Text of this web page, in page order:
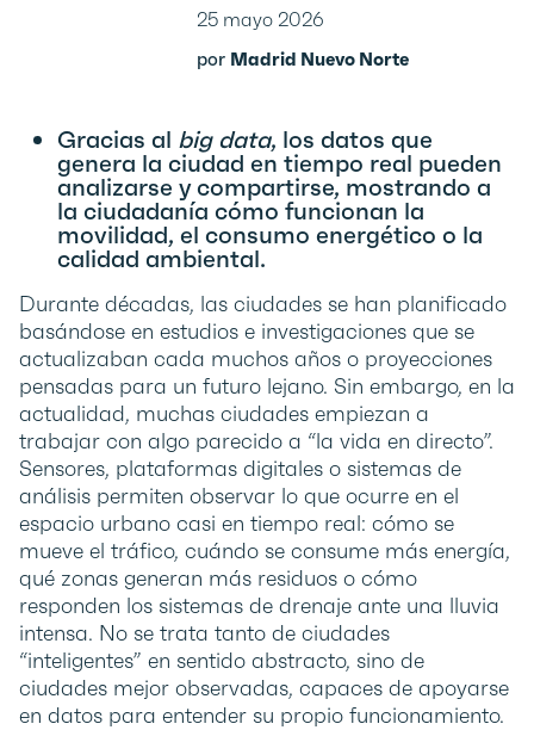
Gracias al big data, los datos que
genera la ciudad en tiempo real pueden
analizarse y compartirse, mostrando a
la ciudadanía cómo funcionan la
movilidad, el consumo energético o la
calidad ambiental.
Durante décadas, las ciudades se han planificado
basándose en estudios e investigaciones que se
actualizaban cada muchos años o proyecciones
pensadas para un futuro lejano. Sin embargo, en la
actualidad, muchas ciudades empiezan a
trabajar con algo parecido a “la vida en directo”.
Sensores, plataformas digitales o sistemas de
análisis permiten observar lo que ocurre en el
espacio urbano casi en tiempo real: cómo se
mueve el tráfico, cuándo se consume más energía,
qué zonas generan más residuos o cómo
responden los sistemas de drenaje ante una lluvia
intensa. No se trata tanto de ciudades
“inteligentes” en sentido abstracto, sino de
ciudades mejor observadas, capaces de apoyarse
en datos para entender su propio funcionamiento.
25 mayo 2026
por Madrid Nuevo Norte